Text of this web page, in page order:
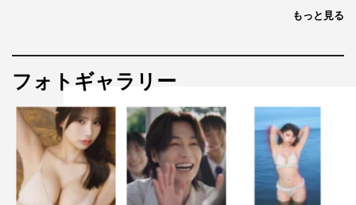
もっと見る
フォトギャラリー